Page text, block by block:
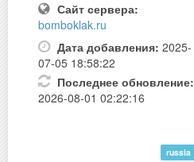
Сайт сервера:
bomboklak.ru
Дата добавления: 2025-
07-05 18:58:22
Последнее обновление:
2026-08-01 02:22:16
russia